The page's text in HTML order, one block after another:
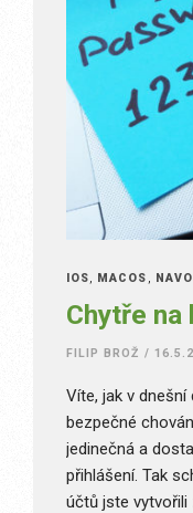
IOS, MACOS ,
Chytře na
FILIP BROŽ /
Víte, jak v
bezpečné
jedinečná a
přihlášení. Tak
účtů jste vytvořili